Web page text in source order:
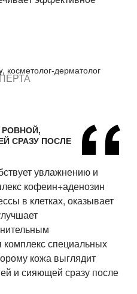
косметолог-дерматолог
СРАЗУ ПОСЛЕ
увлажнению и
кофеин+аденозин
в клетках, оказывает
специальных
кожа выглядит
и сияющей сразу после